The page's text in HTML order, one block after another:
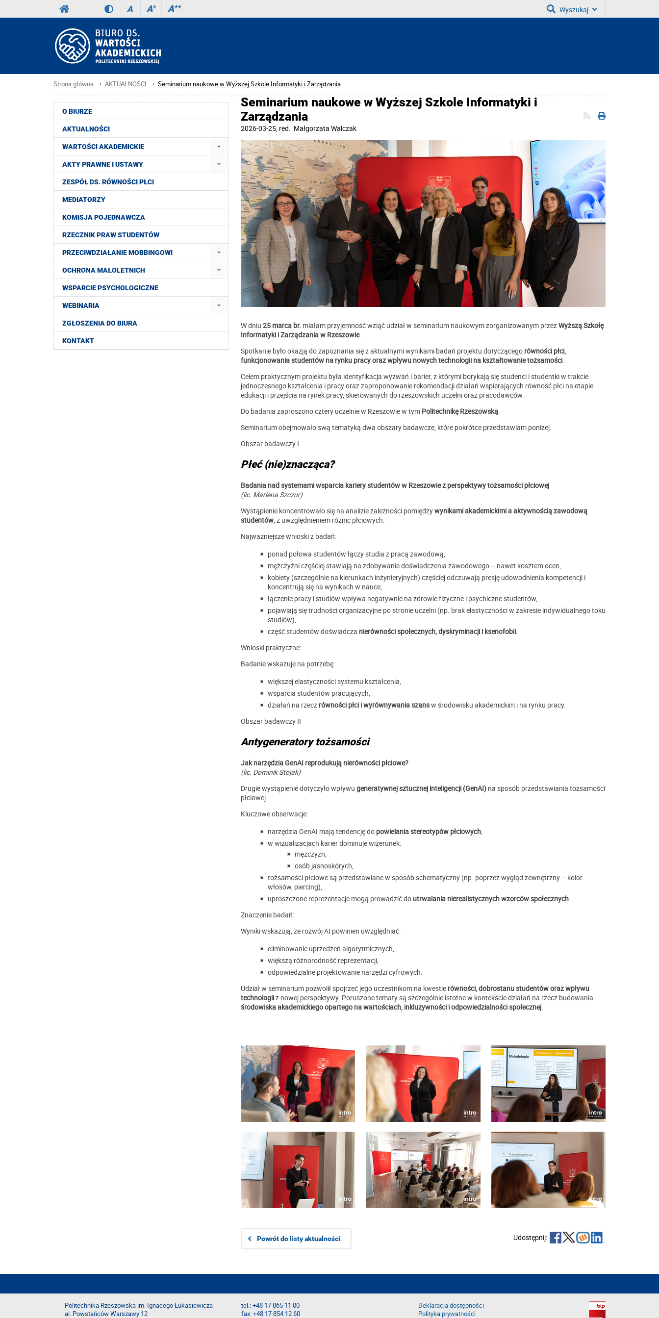
A A+ A++ Wyszukaj
Strona główna AKTUALNOŚCI Seminarium naukowe w Wyższej Szkole Informatyki i Zarządzania
O BIURZE
AKTUALNOŚCI
WARTOŚCI AKADEMICKIE
AKTY PRAWNE I USTAWY
ZESPÓŁ DS. RÓWNOŚCI PŁCI
MEDIATORZY
KOMISJA POJEDNAWCZA
RZECZNIK PRAW STUDENTÓW
PRZECIWDZIAŁANIE MOBBINGOWI
OCHRONA MAŁOLETNICH
WSPARCIE PSYCHOLOGICZNE
WEBINARIA
ZGŁOSZENIA DO BIURA
KONTAKT
Seminarium naukowe w Wyższej Szkole Informatyki i
Zarządzania
2026-03-25, red. Małgorzata Walczak
W dniu 25 marca br. miałam przyjemność wziąć udział w seminarium naukowym zorganizowanym przezWyższą Szkołę
Informatyki i Zarządzania w Rzeszowie.
Spotkanie było okazją do zapoznania się z aktualnymi wynikami badań projektu dotyczącego równości płci,
funkcjonowania studentów na rynku pracy oraz wpływu nowych technologii na kształtowanie tożsamości.
Celem praktycznym projektu była identyfikacja wyzwań i barier, z którymi borykają się studenci i studentki w trakcie
jednoczesnego kształcenia i pracy oraz zaproponowanie rekomendacji działań wspierających równość płci na etapie
edukacji i przejścia na rynek pracy, skierowanych do rzeszowskich uczelni oraz pracodawców.
Do badania zaproszono cztery uczelnie w Rzeszowie w tym Politechnikę Rzeszowską.
Seminarium obejmowało swą tematyką dwa obszary badawcze, które pokrótce przedstawiam poniżej.
Obszar badawczy I
Płeć (nie)znacząca?
Badania nad systemami wsparcia kariery studentów w Rzeszowie z perspektywy tożsamości płciowej
(lic. Marlena Szczur)
Wystąpienie koncentrowało się na analizie zależności pomiędzywynikami akademickimi a aktywnością zawodową
studentów, z uwzględnieniem różnic płciowych.
Najważniejsze wnioski z badań:
ponad połowa studentów łączy studia z pracą zawodową,
mężczyźni częściej stawiają na zdobywanie doświadczenia zawodowego – nawet kosztem ocen,
kobiety (szczególnie na kierunkach inżynieryjnych) częściej odczuwają presję udowodnienia kompetencji i
koncentrują się na wynikach w nauce,
łączenie pracy i studiów wpływa negatywnie na zdrowie fizyczne i psychiczne studentów,
pojawiają się trudności organizacyjne po stronie uczelni (np. brak elastyczności w zakresie indywidualnego toku
studiów),
część studentów doświadcza nierówności społecznych, dyskryminacji i ksenofobii.
Wnioski praktyczne:
Badanie wskazuje na potrzebę:
większej elastyczności systemu kształcenia,
wsparcia studentów pracujących,
działań na rzecz równości płci i wyrównywania szansw środowisku akademickim i na rynku pracy.
Obszar badawczy II
Antygeneratory tożsamości
Jak narzędzia GenAI reprodukują nierówności płciowe?
(lic. Dominik Stojak)
Drugie wystąpienie dotyczyło wpływu generatywnej sztucznej inteligencji (GenAI) na sposób przedstawiania tożsamości
płciowej.
Kluczowe obserwacje:
narzędzia GenAI mają tendencję do powielania stereotypów płciowych,
w wizualizacjach karier dominuje wizerunek:
mężczyzn,
osób jasnoskórych,
tożsamości płciowe są przedstawiane w sposób schematyczny (np. poprzez wygląd zewnętrzny – kolor
włosów, piercing),
uproszczone reprezentacje mogą prowadzić do utrwalania nierealistycznych wzorców społecznych.
Znaczenie badań:
Wyniki wskazują, że rozwój AI powinien uwzględniać:
eliminowanie uprzedzeń algorytmicznych,
większą różnorodność reprezentacji,
odpowiedzialne projektowanie narzędzi cyfrowych.
Udział w seminarium pozwolił spojrzeć jego uczestnikom na kwestie równości, dobrostanu studentów oraz wpływu
technologiiz nowej perspektywy. Poruszone tematy są szczególnie istotne w kontekście działań na rzecz budowania
środowiska akademickiego opartego na wartościach, inkluzywności i odpowiedzialności społecznej.
Udostępnij:
Powrót do listy aktualności
Politechnika Rzeszowska im. Ignacego Łukasiewicza
al. Powstańców Warszawy 12
tel.: +48 17 865 11 00
fax: +48 17 854 12 60
Deklaracja dostępności
Polityka prywatności